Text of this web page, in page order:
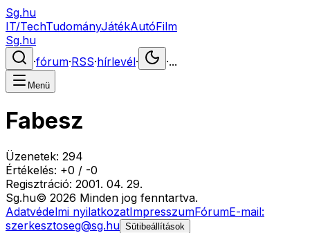
Sg.hu
IT/TechTudományJátékAutóFilm
Sg.hu
·fórum·RSS·hírlevél· ·...
Menü
Fabesz
Üzenetek: 294
Értékelés: +0 / -0
Regisztráció: 2001. 04. 29.
Sg.hu© 2026 Minden jog fenntartva.
Adatvédelmi nyilatkozatImpresszumFórumE-mail:
szerkesztoseg@sg.hu Sütibeállítások